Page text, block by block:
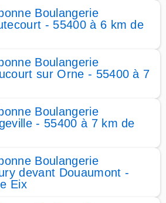
Boulangerie
- 55400 à 6 km de
Boulangerie
sur Orne - 55400 à 7
Boulangerie
- 55400 à 7 km de
Boulangerie
devant Douaumont -
Eix